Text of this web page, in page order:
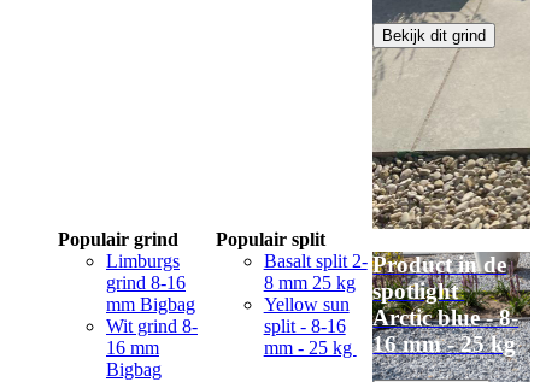
Bekijk dit grind
Populair grind
Limburgs
grind 8-16
mm Bigbag
Wit grind 8-
16 mm
Bigbag
Populair split
Basalt split 2-
8 mm 25 kg
Yellow sun
split - 8-16
mm - 25 kg
Product in de
spotlight
Arctic blue - 8-
16 mm - 25 kg